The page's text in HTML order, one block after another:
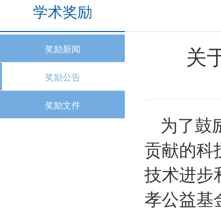
学术奖励
奖励新闻
奖励公告
奖励文件
关
为了鼓
贡献的科
技术进步
孝公益基